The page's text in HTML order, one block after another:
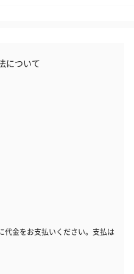
について
代金をお支払いください。支払は